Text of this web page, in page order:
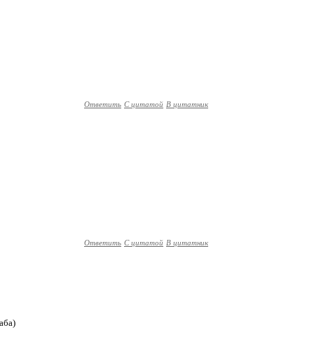
Ответить С цитатой В цитатник
Ответить С цитатой В цитатник